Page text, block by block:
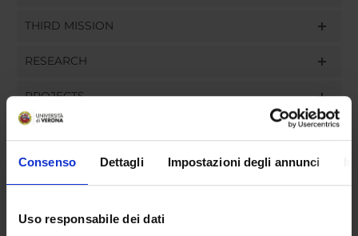
Consenso Dettagli Impostazioni degli annunci
Uso responsabile dei dati
THIRD MISSION
RESEARCH
PROJECTS
ORGANISATION